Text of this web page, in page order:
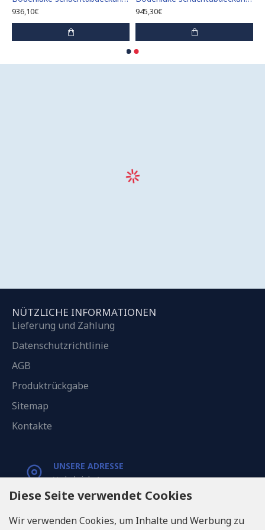
936,10€ 945,30€
NÜTZLICHE INFORMATIONEN
Lieferung und Zahlung
Datenschutzrichtlinie
AGB
Produktrückgabe
Sitemap
Kontakte
UNSERE ADRESSE
Varkaļu iela 1,
Riga, Latvia, LV1067
RUFEN SIE UNS
Diese Seite verwendet Cookies
Wir verwenden Cookies, um Inhalte und Werbung zu